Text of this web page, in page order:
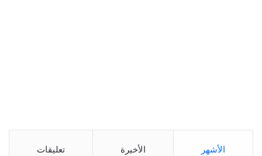
الأشهر الأخيرة تعليقات